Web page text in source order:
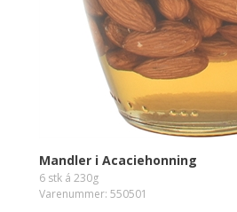
Mandler i Acaciehonning
6 stk á 230g
Varenummer: 550501